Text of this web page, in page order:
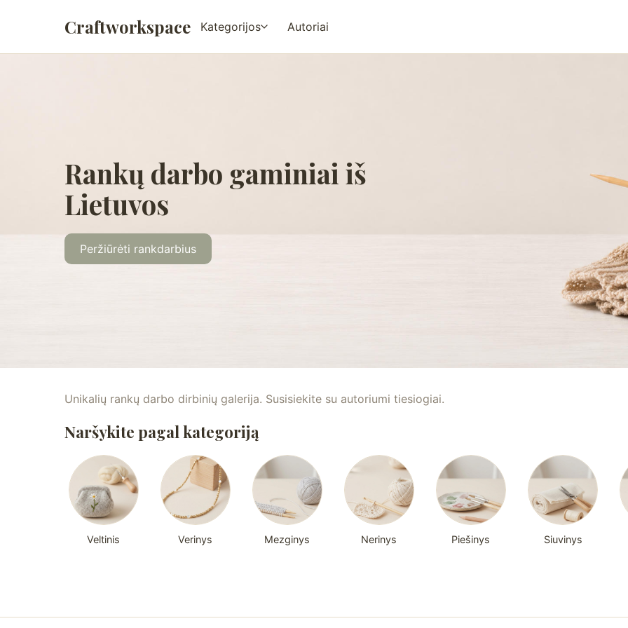
Craftworkspace Kategorijos Autoriai
Rankų darbo gaminiai iš
Lietuvos
Peržiūrėti rankdarbius
Unikalių rankų darbo dirbinių galerija. Susisiekite su autoriumi tiesiogiai.
Naršykite pagal kategoriją
Veltinis Verinys Mezginys Nerinys Piešinys Siuvinys